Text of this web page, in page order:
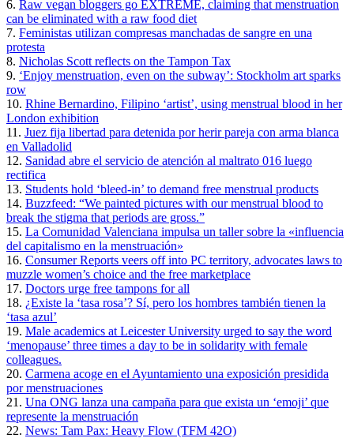
6. Raw vegan bloggers go EXTREME, claiming that menstruation
can be eliminated with a raw food diet
7. Feministas utilizan compresas manchadas de sangre en una
protesta
8. Nicholas Scott reflects on the Tampon Tax
9. ‘Enjoy menstruation, even on the subway’: Stockholm art sparks
row
10. Rhine Bernardino, Filipino ‘artist’, using menstrual blood in her
London exhibition
11. Juez fija libertad para detenida por herir pareja con arma blanca
en Valladolid
12. Sanidad abre el servicio de atención al maltrato 016 luego
rectifica
13. Students hold ‘bleed-in’ to demand free menstrual products
14. Buzzfeed: “We painted pictures with our menstrual blood to
break the stigma that periods are gross.”
15. La Comunidad Valenciana impulsa un taller sobre la «influencia
del capitalismo en la menstruación»
16. Consumer Reports veers off into PC territory, advocates laws to
muzzle women’s choice and the free marketplace
17. Doctors urge free tampons for all
18. ¿Existe la ‘tasa rosa’? Sí, pero los hombres también tienen la
‘tasa azul’
19. Male academics at Leicester University urged to say the word
‘menopause’ three times a day to be in solidarity with female
colleagues.
20. Carmena acoge en el Ayuntamiento una exposición presidida
por menstruaciones
21. Una ONG lanza una campaña para que exista un ‘emoji’ que
represente la menstruación
22. News: Tam Pax: Heavy Flow (TFM 42O)